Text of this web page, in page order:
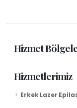
Hizmet
Hizmetlerimiz
Erkek Lazer